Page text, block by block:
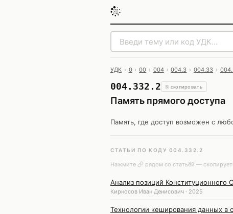
УДК › 0 › 00 › 004 › 004.3 › 004.33 ›
004.332.2 ⎘ скопировать
Память прямого доступа
Память, где доступ возможен с
СТАТЬИ ПО КОДУ 004.332.2
Нажмите
рядом со статьёй —
Анализ позиций Конституционного
Кирносов Иван Денисович · 2025
Технологии кеширования данных в